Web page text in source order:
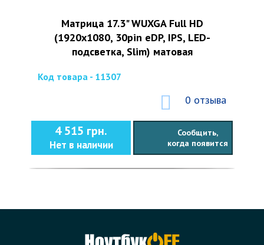
Матрица 17.3" WUXGA Full HD
(1920x1080, 30pin eDP, IPS, LED-
подсветка, Slim) матовая
Код товара - 11307
0 отзыва
4 515 грн.
Нет в наличии
Сообщить,
когда появится